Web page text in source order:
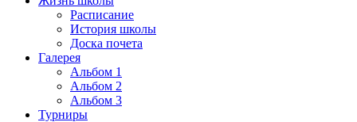
Расписание
История школы
Доска почета
Галерея
Альбом 1
Альбом 2
Альбом 3
Турниры